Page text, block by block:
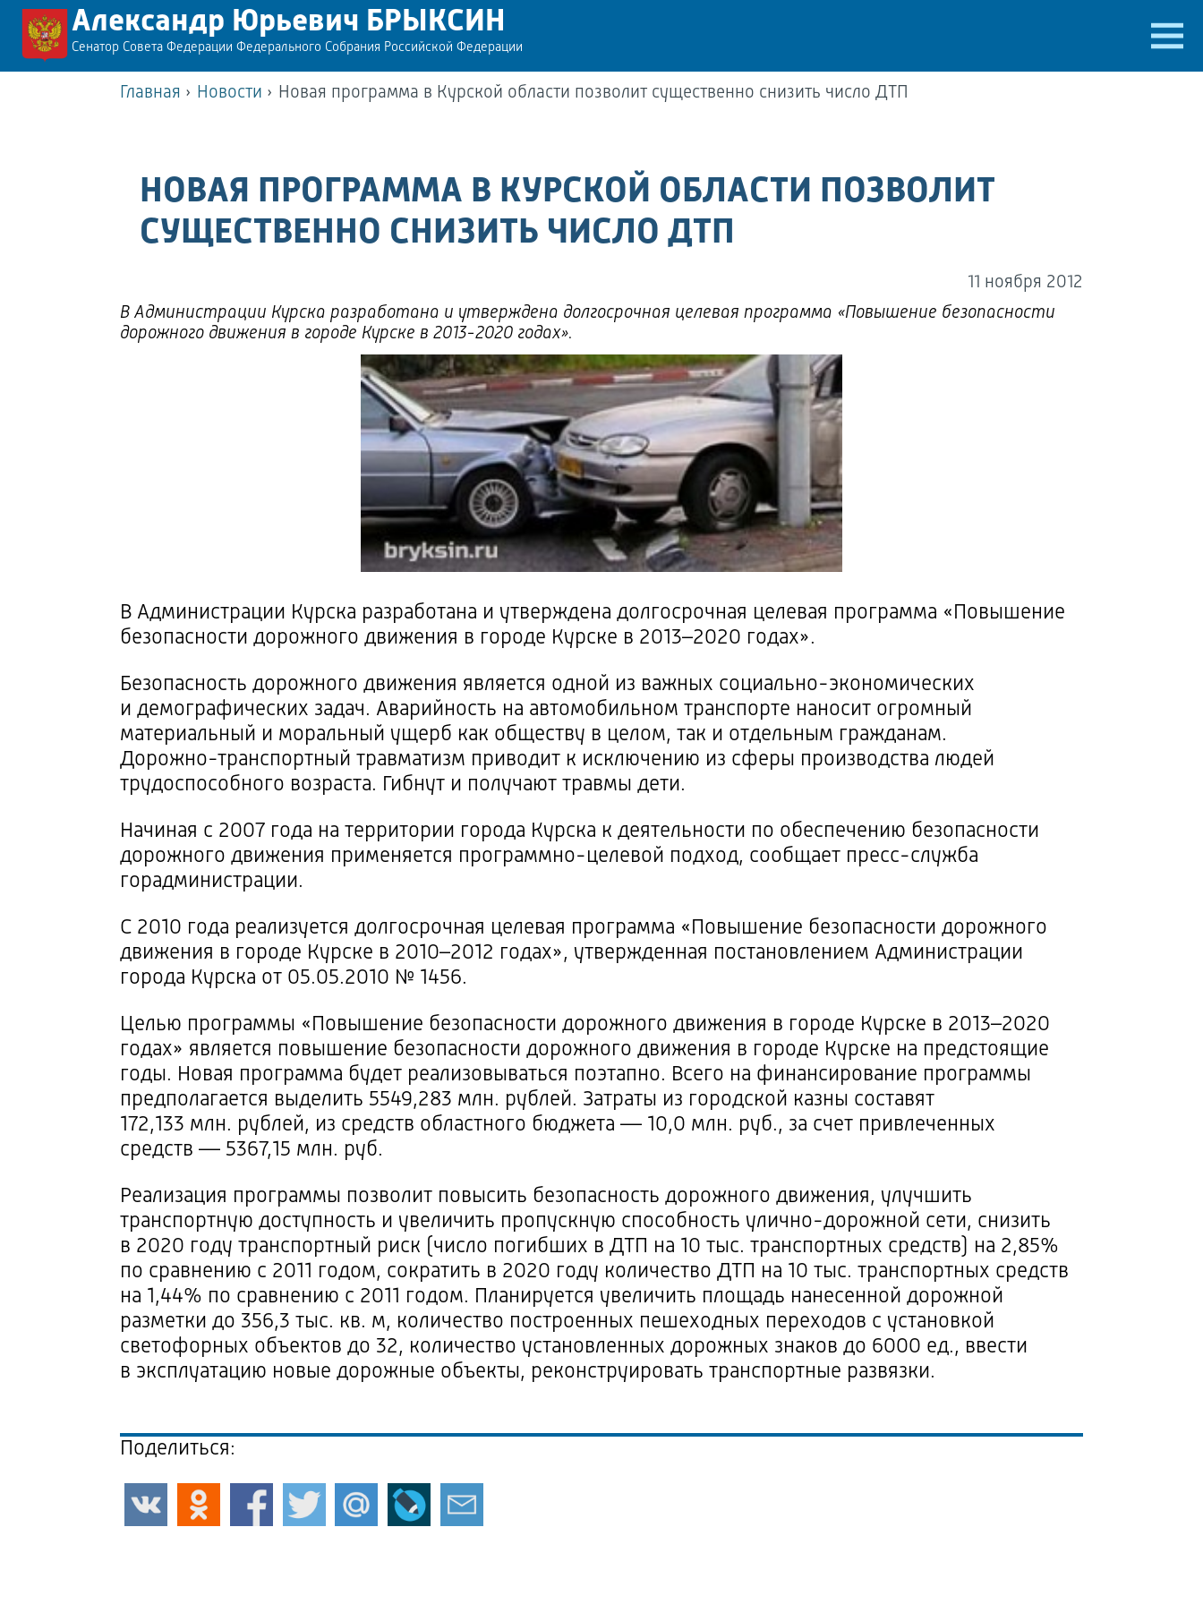
Александр Юрьевич БРЫКСИН
Сенатор Совета Федерации Федерального Собрания Российской Федерации
Главная › Новости › Новая программа в Курской области позволит существенно снизить число ДТП
НОВАЯ ПРОГРАММА В КУРСКОЙ ОБЛАСТИ ПОЗВОЛИТ
СУЩЕСТВЕННО СНИЗИТЬ ЧИСЛО ДТП
11 ноября 2012
В Администрации Курска разработана и утверждена долгосрочная целевая программа «Повышение безопасности
дорожного движения в городе Курске в 2013-2020 годах».
В Администрации Курска разработана и утверждена долгосрочная целевая программа «Повышение
безопасности дорожного движения в городе Курске в 2013–2020 годах».
Безопасность дорожного движения является одной из важных социально-экономических
и демографических задач. Аварийность на автомобильном транспорте наносит огромный
материальный и моральный ущерб как обществу в целом, так и отдельным гражданам.
Дорожно-транспортный травматизм приводит к исключению из сферы производства людей
трудоспособного возраста. Гибнут и получают травмы дети.
Начиная с 2007 года на территории города Курска к деятельности по обеспечению безопасности
дорожного движения применяется программно-целевой подход, сообщает пресс-служба
горадминистрации.
С 2010 года реализуется долгосрочная целевая программа «Повышение безопасности дорожного
движения в городе Курске в 2010–2012 годах», утвержденная постановлением Администрации
города Курска от 05.05.2010 № 1456.
Целью программы «Повышение безопасности дорожного движения в городе Курске в 2013–2020
годах» является повышение безопасности дорожного движения в городе Курске на предстоящие
годы. Новая программа будет реализовываться поэтапно. Всего на финансирование программы
предполагается выделить 5549,283 млн. рублей. Затраты из городской казны составят
172,133 млн. рублей, из средств областного бюджета — 10,0 млн. руб., за счет привлеченных
средств — 5367,15 млн. руб.
Реализация программы позволит повысить безопасность дорожного движения, улучшить
транспортную доступность и увеличить пропускную способность улично-дорожной сети, снизить
в 2020 году транспортный риск (число погибших в ДТП на 10 тыс. транспортных средств) на 2,85%
по сравнению с 2011 годом, сократить в 2020 году количество ДТП на 10 тыс. транспортных средств
на 1,44% по сравнению с 2011 годом. Планируется увеличить площадь нанесенной дорожной
разметки до 356,3 тыс. кв. м, количество построенных пешеходных переходов с установкой
светофорных объектов до 32, количество установленных дорожных знаков до 6000 ед., ввести
в эксплуатацию новые дорожные объекты, реконструировать транспортные развязки.
Поделиться: